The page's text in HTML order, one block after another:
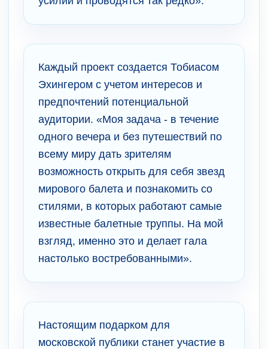
Каждый проект создается Тобиасом
Эхингером с учетом интересов и
предпочтений потенциальной
аудитории. «Моя задача - в течение
одного вечера и без путешествий по
всему миру дать зрителям
возможность открыть для себя звезд
мирового балета и познакомить со
стилями, в которых работают самые
известные балетные труппы. На мой
взгляд, именно это и делает гала
настолько востребованными».
Настоящим подарком для
московской публики станет участие в